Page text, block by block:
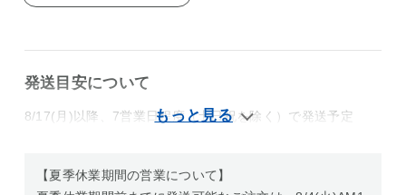
発送目安について
8/17(月)以降、7営業日程度（土日祝を除く）で発送予定
【夏季休業期間の営業について】